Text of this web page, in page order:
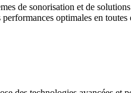
de sonorisation et de
optimales en toutes